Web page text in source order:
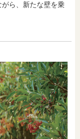
ら、新たな壁を乗